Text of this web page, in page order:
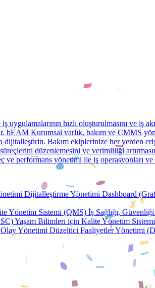
hızlı oluşturulmasını ve iş
bEAM Kurumsal varlık, bakım ve CMMS
dijitalleştirin. Bakım ekiplerinize her yerden
düzenlemesini ve verimliliği
ve performans yönetimi ile iş operasyonları
Dijitalleştirme Yönetimi Dashboard
Yönetim Sistemi (QMS) İş Sağlığı,
Yaşam Bilimleri için Kalite Yönetim
Olay Yönetimi Düzeltici Faaliyetler Yönetimi